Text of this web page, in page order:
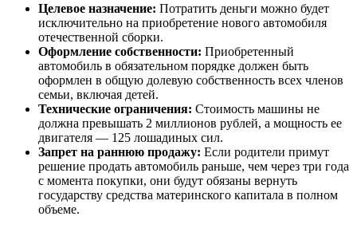
Целевое назначение: Потратить деньги можно будет
исключительно на приобретение нового автомобиля
отечественной сборки.
Оформление собственности: Приобретенный
автомобиль в обязательном порядке должен быть
оформлен в общую долевую собственность всех членов
семьи, включая детей.
Технические ограничения: Стоимость машины не
должна превышать 2 миллионов рублей, а мощность ее
двигателя — 125 лошадиных сил.
Запрет на раннюю продажу: Если родители примут
решение продать автомобиль раньше, чем через три года
с момента покупки, они будут обязаны вернуть
государству средства материнского капитала в полном
объеме.